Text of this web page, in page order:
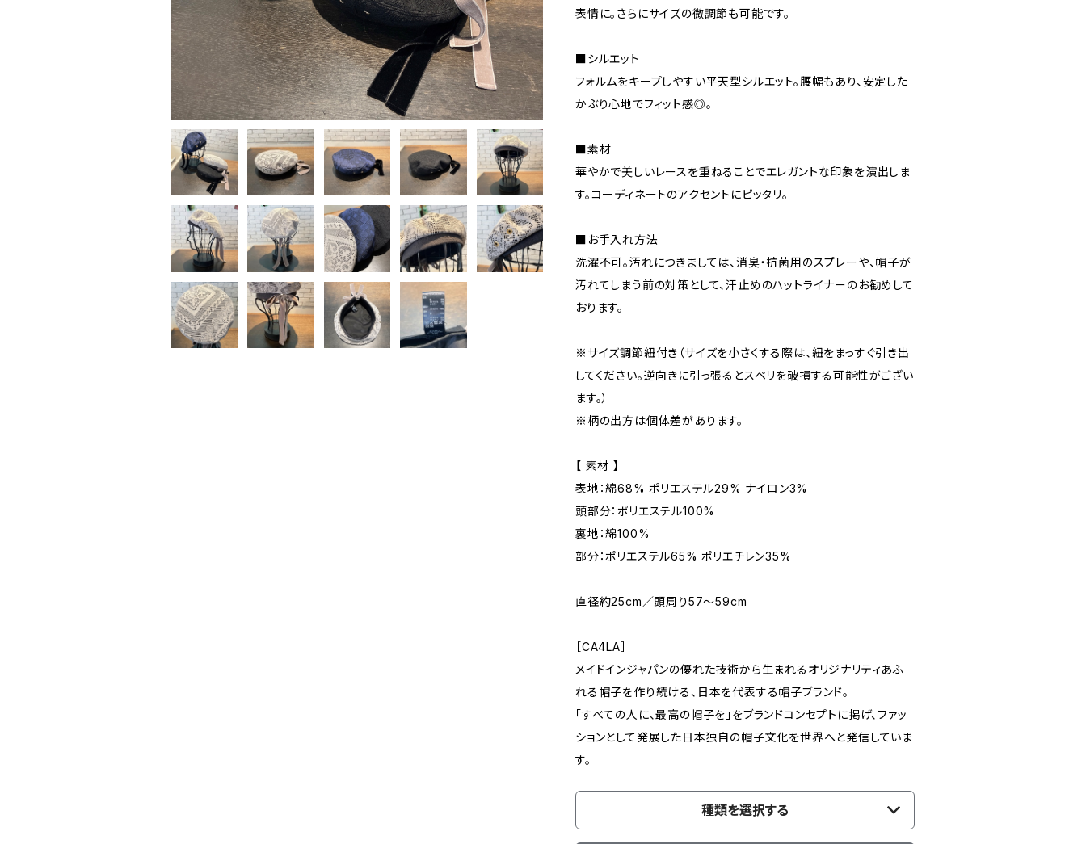
表情に。さらにサイズの微調節も可能です。
■シルエット
フォルムをキープしやすい平天型シルエット。腰幅もあり、安定した
かぶり心地でフィット感◎。
■素材
華やかで美しいレースを重ねることでエレガントな印象を演出しま
す。コーディネートのアクセントにピッタリ。
■お手入れ方法
洗濯不可。汚れにつきましては、消臭・抗菌用のスプレーや、帽子が
汚れてしまう前の対策として、汗止めのハットライナーのお勧めして
おります。
※サイズ調節紐付き（サイズを小さくする際は、紐をまっすぐ引き出
してください。逆向きに引っ張るとスベリを破損する可能性がござい
ます。）
※柄の出方は個体差があります。
【 素材 】
表地：綿68% ポリエステル29% ナイロン3%
頭部分：ポリエステル100%
裏地：綿100%
部分：ポリエステル65% ポリエチレン35%
直径約25cm／頭周り57～59cm
［CA4LA］
メイドインジャパンの優れた技術から生まれるオリジナリティあふ
れる帽子を作り続ける、日本を代表する帽子ブランド。
「すべての人に、最高の帽子を」をブランドコンセプトに掲げ、ファッ
ションとして発展した日本独自の帽子文化を世界へと発信していま
す。
種類を選択する